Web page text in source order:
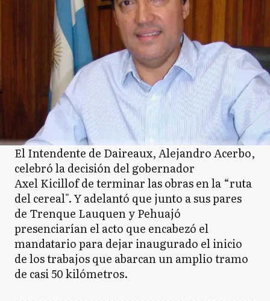
El Intendente de Daireaux, Alejandro Acerbo,
celebró la decisión del gobernador
Axel Kicillof de terminar las obras en la “ruta
del cereal". Y adelantó que junto a sus pares
de Trenque Lauquen y Pehuajó
presenciarían el acto que encabezó el
mandatario para dejar inaugurado el inicio
de los trabajos que abarcan un amplio tramo
de casi 50 kilómetros.